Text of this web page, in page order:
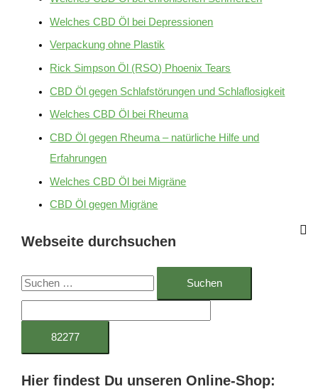
Welches CBD Öl bei Depressionen
Verpackung ohne Plastik
Rick Simpson Öl (RSO) Phoenix Tears
CBD Öl gegen Schlafstörungen und Schlaflosigkeit
Welches CBD Öl bei Rheuma
CBD Öl gegen Rheuma – natürliche Hilfe und
Erfahrungen
Welches CBD Öl bei Migräne
CBD Öl gegen Migräne
Webseite durchsuchen
S
c
n
Hier findest Du unseren Online-Shop: